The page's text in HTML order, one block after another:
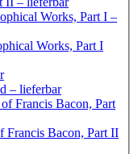
Works, Part I –
Works, Part I
– lieferbar
Francis Bacon, Part
Francis Bacon, Part II